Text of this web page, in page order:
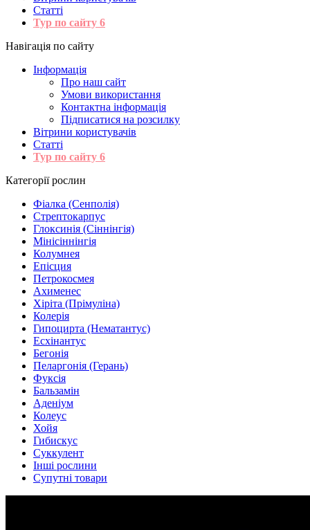
Статті
Тур по сайту 6
Навігація по сайту
Інформація
Про наш сайт
Умови використання
Контактна інформація
Підписатися на розсилку
Вітрини користувачів
Статті
Тур по сайту 6
Категорії рослин
Фіалка (Сенполія)
Стрептокарпус
Глоксинія (Сіннінгія)
Мінісіннінгія
Колумнея
Епісция
Петрокосмея
Ахименес
Хіріта (Прімуліна)
Колерія
Гипоцирта (Нематантус)
Есхінантус
Бегонія
Пеларгонія (Герань)
Фуксія
Бальзамін
Аденіум
Колеус
Хойя
Гибискус
Суккулент
Інші рослини
Супутні товари